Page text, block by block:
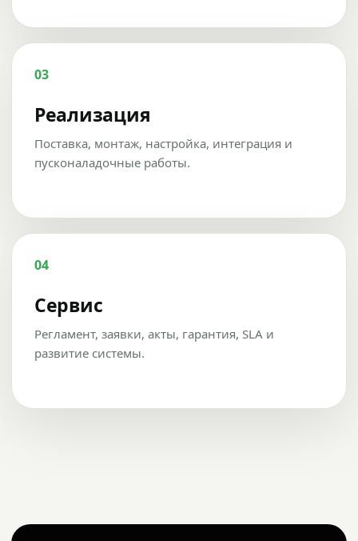
03
Реализация
Поставка, монтаж, настройка, интеграция и
пусконаладочные работы.
04
Сервис
Регламент, заявки, акты, гарантия, SLA и
развитие системы.